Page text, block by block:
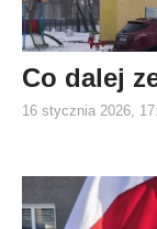
Co dalej
16 stycznia 2026,